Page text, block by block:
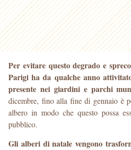
Per evitare questo degrado e
Parigi ha da qualche anno
presente nei giardini e parchi
dicembre, fino alla fine di gennaio è
albero in modo che questo possa
pubblico.
Gli alberi di natale vengono